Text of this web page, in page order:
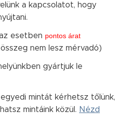
a kapcsolatot, hogy
esetben pontos árat
nem lesz mérvadó)
gyártjuk le
mintát kérhetsz tőlünk,
mintáink közül. Nézd